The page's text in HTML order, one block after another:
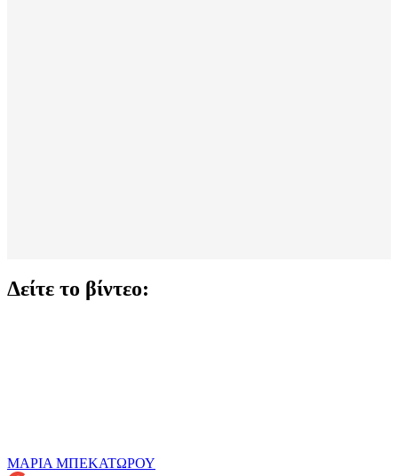
Δείτε το βίντεο:
ΜΑΡΙΑ ΜΠΕΚΑΤΩΡΟΥ